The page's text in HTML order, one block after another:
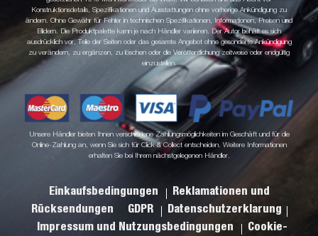
Konstruktionsdetails, Spezifikationen und Ausstattungen ohne vorherige Ankündigung zu
ändern. Ohne Gewähr für Fehler in technischen Spezifikationen, Informationen, Preisen und
Bildern. Die Produktpalette kann je nach Händler variieren. Der Autor behält es sich
ausdrücklich vor, Teile der Seiten oder das gesamte Angebot ohne gesonderte Ankündigung
zu verändern, zu ergänzen, zu löschen oder die Veröffentlichung zeitweise oder endgültig
einzustellen.
Unsere Händler bieten Ihnen verschiedene Zahlungsmöglichkeiten im Geschäft und für die
Online-Zahlung an, wenn Sie sich für Click & Collect entscheiden. Weitere Informationen
erhalten Sie bei Ihrem nächstgelegenen Händler.
Einkaufsbedingungen
Reklamationen und
Rücksendungen
GDPR
Datenschutzerklarung
Impressum und Nutzungsbedingungen
Cookie-